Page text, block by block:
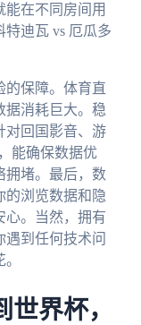
在不同房间用
迪瓦 vs 厄瓜多
的保障。体育直
据消耗巨大。稳
对回国影音、游
能确保数据优
拥堵。最后，数
的浏览数据和隐
心。当然，拥有
到任何技术问
界杯，